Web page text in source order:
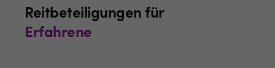
Reitbeteiligungen für
Erfahrene